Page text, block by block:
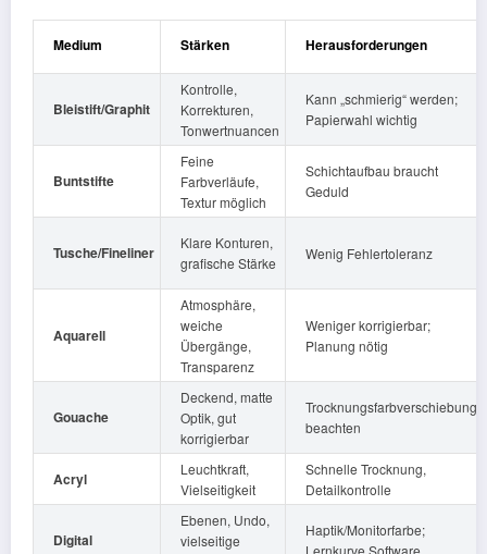
Medium Stärken Herausforderungen
Bleistift/Graphit
Kontrolle,
Korrekturen,
Tonwertnuancen
Kann „schmierig“ werden;
Papierwahl wichtig
Buntstifte
Feine
Farbverläufe,
Textur möglich
Schichtaufbau braucht
Geduld
Tusche/Fineliner
Klare Konturen,
grafische Stärke
Wenig Fehlertoleranz
Aquarell
Atmosphäre,
weiche
Übergänge,
Transparenz
Weniger korrigierbar;
Planung nötig
Gouache
Deckend, matte
Optik, gut
korrigierbar
Trocknungsfarbverschiebung
beachten
Acryl
Leuchtkraft,
Vielseitigkeit
Schnelle Trocknung,
Detailkontrolle
Digital
Ebenen, Undo,
vielseitige
Haptik/Monitorfarbe;